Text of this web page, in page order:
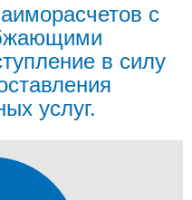
с
в силу
услуг.